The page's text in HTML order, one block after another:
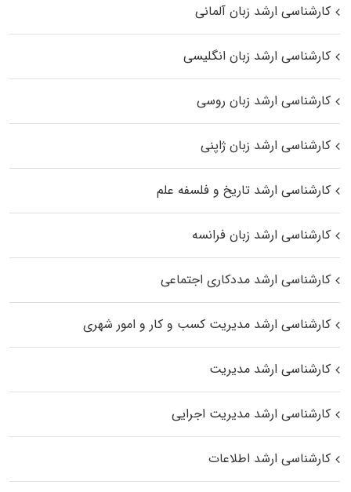
کارشناسی ارشد زبان آلمانی
کارشناسی ارشد زبان انگلیسی
کارشناسی ارشد زبان روسی
کارشناسی ارشد زبان ژاپنی
کارشناسی ارشد تاریخ و فلسفه علم
کارشناسی ارشد زبان فرانسه
کارشناسی ارشد مددکاری اجتماعی
کارشناسی ارشد مدیریت کسب و کار و امور شهری
کارشناسی ارشد مدیریت
کارشناسی ارشد مدیریت اجرایی
کارشناسی ارشد اطلاعات